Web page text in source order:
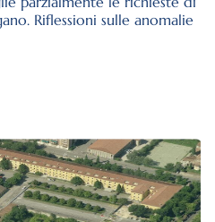
Riflessioni sulle anomalie